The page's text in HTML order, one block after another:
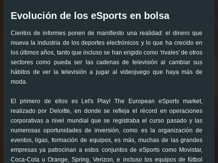
Evolución de los eSports en bolsa
Cientos de informes ponen de manifiesto una realidad: el dinero que
mueva la industria de los deportes electrónicos y lo que ha crecido en
los últimos años, tanto que incluso se han erigido como 'rivales' de otros
sectores como pueda ser las cadenas de televisión al cambiar sus
hábitos de ver la televisión a jugar al videojuego que haya más de
moda.
El primero de ellos es Let's Play! The European eSports market,
realizado por Deloitte, en donde se refleja el récord en operaciones
corporativas a nivel mundial que se registraba el curso pasado y las
numerosas oportunidades de inversión, como es la organización de
eventos, ligas, formación de equipos, es más, muchas de las grandes
empresas ya patrocinan a estos conjuntos de eSports como Movistar,
Coca-Cola u Orange, Spring, Verizon, e incluso los equipos de fútbol